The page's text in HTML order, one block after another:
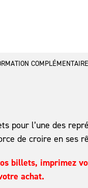
COMPLÉMENTAIRE
pour l’une des
de croire en ses
billets, imprimez
achat.